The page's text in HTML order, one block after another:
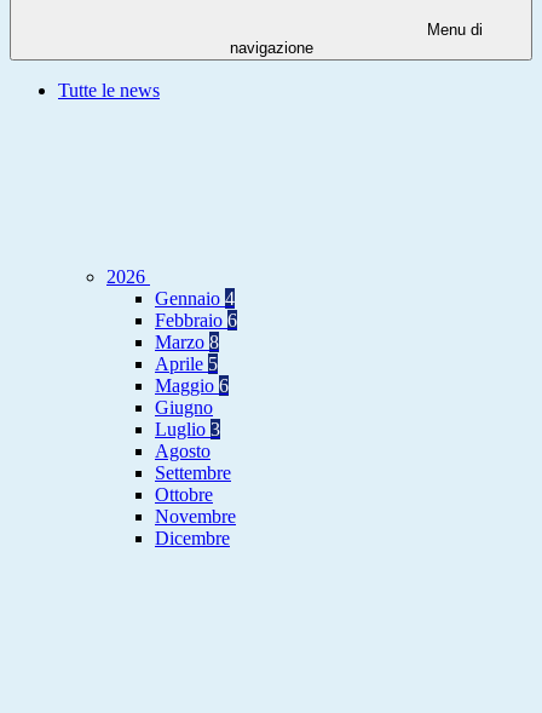
Menu di
navigazione
Tutte le news
2026
Gennaio 4
Febbraio 6
Marzo 8
Aprile 5
Maggio 6
Giugno
Luglio 3
Agosto
Settembre
Ottobre
Novembre
Dicembre